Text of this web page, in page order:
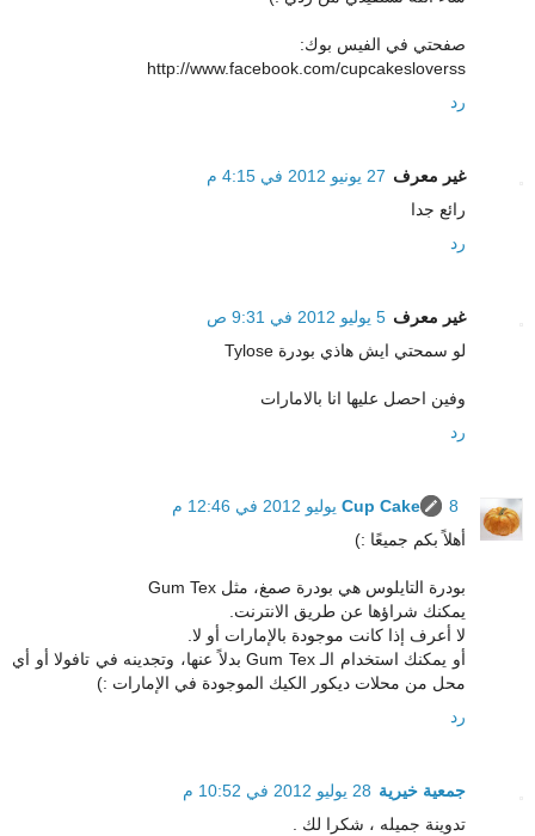
صفحتي في الفيس بوك:
http://www.facebook.com/cupcakesloverss
رد
غير معرف 27 يونيو 2012 في 4:15 م
رائع جدا
رد
غير معرف 5 يوليو 2012 في 9:31 ص
لو سمحتي ايش هاذي بودرة Tylose
وفين احصل عليها انا بالامارات
رد
Cup Cake
8 يوليو 2012 في 12:46 م
أهلاً بكم جميعًا :)
بودرة التايلوس هي بودرة صمغ، مثل Gum Tex
يمكنك شراؤها عن طريق الانترنت.
لا أعرف إذا كانت موجودة بالإمارات أو لا.
أو يمكنك استخدام الـ Gum Tex بدلاً عنها، وتجدينه في تافولا أو أي
محل من محلات ديكور الكيك الموجودة في الإمارات :)
رد
جمعية خيرية 28 يوليو 2012 في 10:52 م
تدوينة جميله ، شكرا لك .